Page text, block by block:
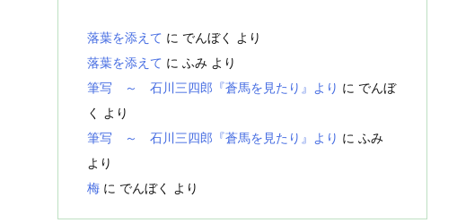
落葉を添えて に でんぼく
より
落葉を添えて に ふみ より
筆写 ～ 石川三四郎『蒼馬を見たり』より に でんぼ
く
より
筆写 ～ 石川三四郎『蒼馬を見たり』より に ふみ
より
梅 に でんぼく より